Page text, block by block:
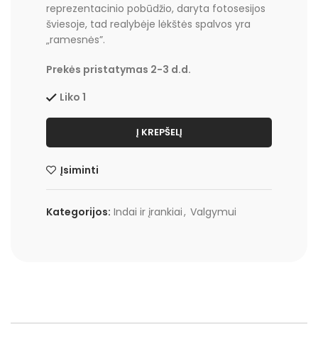
reprezentacinio pobūdžio, daryta fotosesijos
šviesoje, tad realybėje lėkštės spalvos yra
„ramesnės”.
Prekės pristatymas 2-3 d.d.
Liko 1
Į KREPŠELĮ
Įsiminti
Kategorijos: Indai ir įrankiai, Valgymui